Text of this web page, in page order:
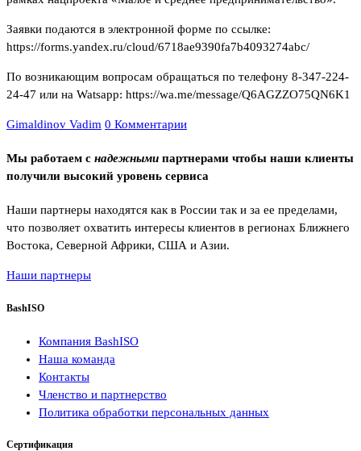
Заявки подаются в электронной форме по ссылке:
https://forms.yandex.ru/cloud/6718ae9390fa7b4093274abc/
По возникающим вопросам обращаться по телефону 8-347-224-
24-47 или на Watsapp: https://wa.me/message/Q6AGZZO75QN6K1
Gimaldinov Vadim 0 Комментарии
Мы работаем с надежными партнерами чтобы наши клиенты
получили высокий уровень сервиса
Наши партнеры находятся как в России так и за ее пределами,
что позволяет охватить интересы клиентов в регионах Ближнего
Востока, Северной Африки, США и Азии.
Наши партнеры
BashISO
Компания BashISO
Наша команда
Контакты
Членство и партнерство
Политика обработки персональных данных
Сертификация